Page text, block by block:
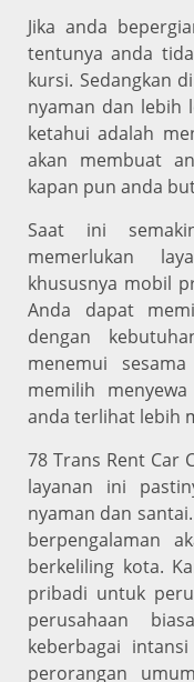
Jika anda
tentunya anda
kursi. Sedangkan
nyaman dan lebih
ketahui adalah
akan membuat
kapan pun anda
Saat ini
memerlukan
khususnya mobil
Anda dapat
dengan
menemui
memilih
anda terlihat lebih
78 Trans Rent Car
layanan ini
nyaman dan
berpengalaman
berkeliling kota.
pribadi untuk
perusahaan
keberbagai
perorangan